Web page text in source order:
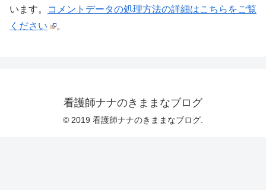
います。
コメントデータの処理方法の詳細はこちらをご覧
ください
。
看護師ナナのきままなブログ
© 2019 看護師ナナのきままなブログ.